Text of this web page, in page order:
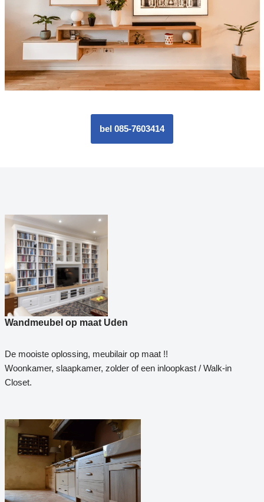
bel 085-7603414
Wandmeubel op maat Uden
De mooiste oplossing, meubilair op maat !!
Woonkamer, slaapkamer, zolder of een inloopkast / Walk-in
Closet.